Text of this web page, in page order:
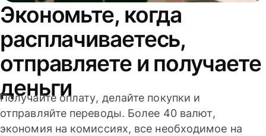
Экономьте, когда
расплачиваетесь,
отправляете и получаете
деньги
Получайте оплату, делайте покупки и
отправляйте переводы. Более 40 валют,
экономия на комиссиях, все необходимое на